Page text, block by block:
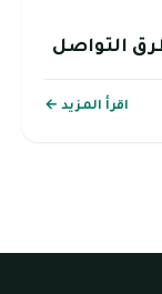
التواصل
اقرأ المزيد ←